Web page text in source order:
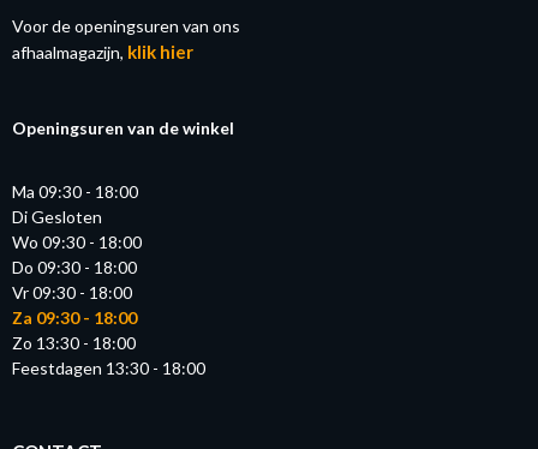
Voor de openingsuren van ons
afhaalmagazijn, klik hier
Openingsuren van de winkel
Ma 09:30 - 18:00
Di Gesloten
Wo 09:30 - 18:00
Do 09:30 - 18:00
Vr 09:30 - 18:00
Za 09:30 - 18:00
Zo 13:30 - 18:00
Feestdagen 13:30 - 18:00